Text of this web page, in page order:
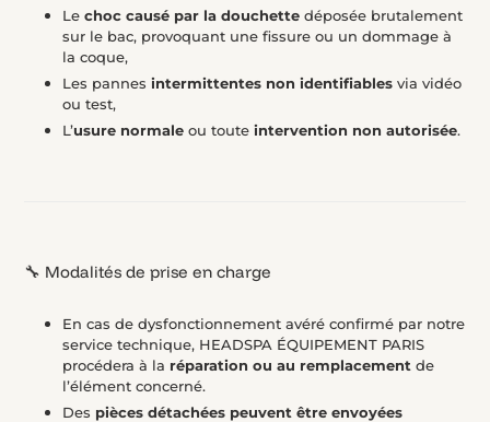
Le choc causé par la douchette déposée brutalement
sur le bac, provoquant une fissure ou un dommage à
la coque,
Les pannes intermittentes non identifiables via vidéo
ou test,
L’usure normale ou toute intervention non autorisée.
🔧 Modalités de prise en charge
En cas de dysfonctionnement avéré confirmé par notre
service technique, HEADSPA ÉQUIPEMENT PARIS
procédera à la réparation ou au remplacement de
l’élément concerné.
Des pièces détachées peuvent être envoyées